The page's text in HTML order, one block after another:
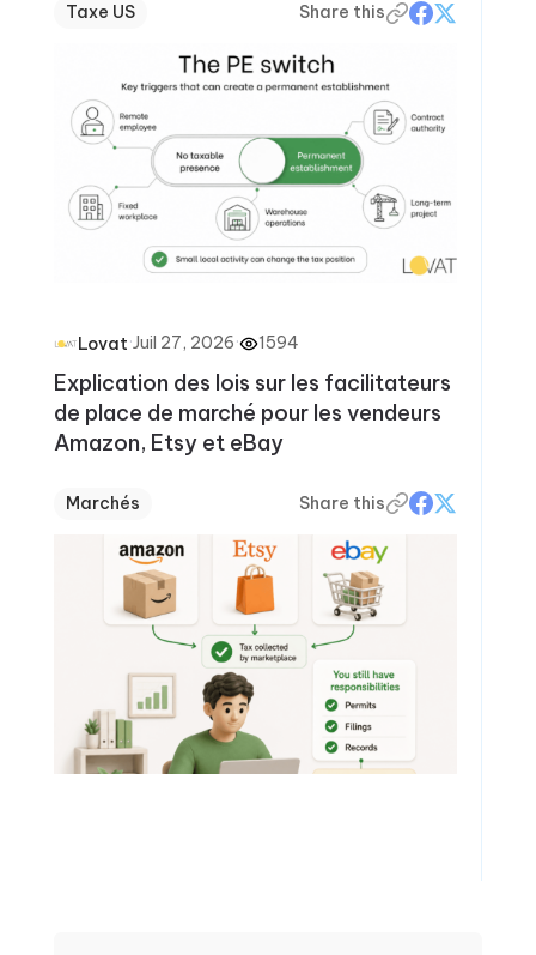
Taxe US Share this
Lovat·Juil 27, 2026· 1594
Explication des lois sur les facilitateurs
de place de marché pour les vendeurs
Amazon, Etsy et eBay
Marchés Share this